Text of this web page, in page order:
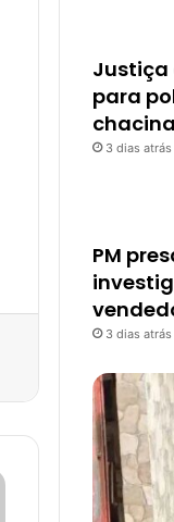
Justiça
para
3 dias atrás
PM
3 dias atrás